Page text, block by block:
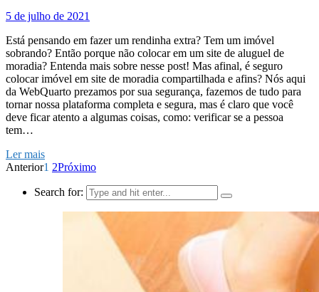
5 de julho de 2021
Está pensando em fazer um rendinha extra? Tem um imóvel
sobrando? Então porque não colocar em um site de aluguel de
moradia? Entenda mais sobre nesse post! Mas afinal, é seguro
colocar imóvel em site de moradia compartilhada e afins? Nós aqui
da WebQuarto prezamos por sua segurança, fazemos de tudo para
tornar nossa plataforma completa e segura, mas é claro que você
deve ficar atento a algumas coisas, como: verificar se a pessoa
tem…
Ler mais
Anterior1 2Próximo
Search for: